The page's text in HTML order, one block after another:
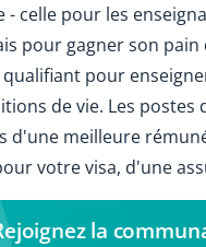
celle pour les
pour gagner son
pour
de vie. Les postes
d'une meilleure
votre visa, d'une
la